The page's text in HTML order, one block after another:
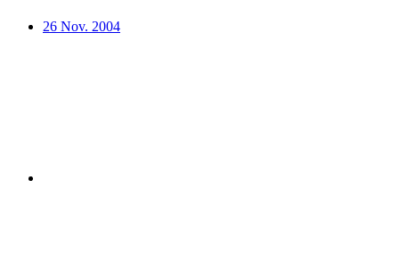
26 Nov. 2004